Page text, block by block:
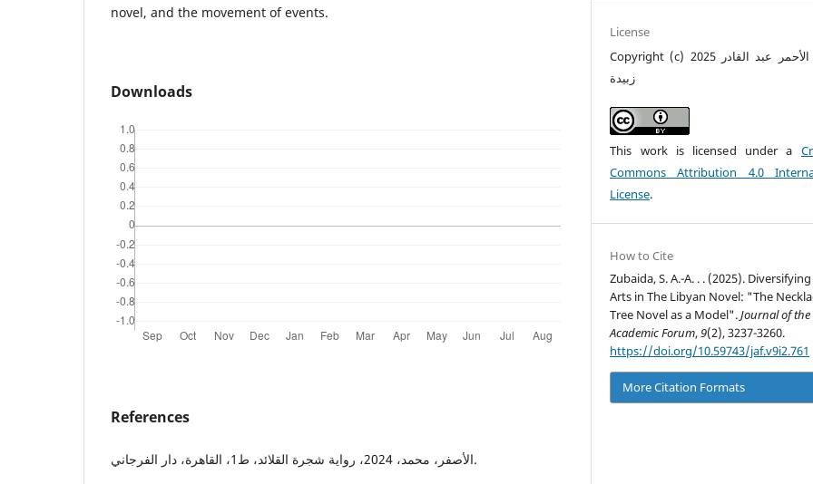
novel, and the movement of events.
Downloads
References
الأصفر، محمد، 2024، رواية شجرة القلائد، ط1، القاهرة، دار الفرجاني.
License
Copyright (c) 2025 سالمة الأحمر عبد القادر
زبيدة
This work is licensed under a
Commons Attribution 4.0
License.
How to Cite
Zubaida, S. A.-A. . . (2025).
Arts in The Libyan Novel: "The
Tree Novel as a Model".Journal of the
Academic Forum,9(2), 3237-3260.
https://doi.org/10.59743/jaf.v9i2.761
More Citation Formats